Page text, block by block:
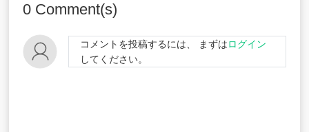
0 Comment(s)
コメントを投稿するには、 まずはログイン
してください。